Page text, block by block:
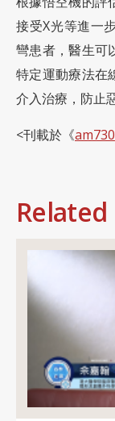
接受X光等進一
彎患者，醫生可
特定運動療法在
介入治療，防止
<刊載於《am730
Related